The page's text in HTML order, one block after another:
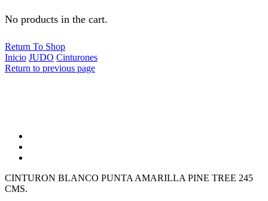
No products in the cart.
Return To Shop
Inicio JUDO Cinturones
Return to previous page
CINTURON BLANCO PUNTA AMARILLA PINE TREE 245
CMS.